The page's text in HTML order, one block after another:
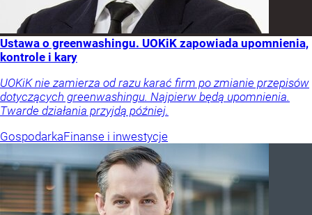
Ustawa o greenwashingu. UOKiK zapowiada upomnienia,
kontrole i kary
UOKiK nie zamierza od razu karać firm po zmianie przepisów
dotyczących greenwashingu. Najpierw będą upomnienia.
Twarde działania przyjdą później.
GospodarkaFinanse i inwestycje